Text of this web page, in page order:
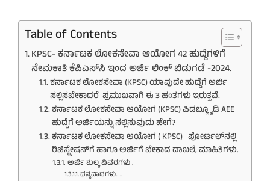
Table of Contents
KPSC- ಕರ್ನಾಟಕ ಲೋಕಸೇವಾ ಆಯೋಗ 42 ಹುದ್ದೆಗಳಿಗೆ
ನೇಮಕಾತಿ ಕೆಪಿಎಸ್‌ಸಿ ಇಂದ ಅರ್ಜಿ ಲಿಂಕ್ ಬಿಡುಗಡೆ -2024.
ಕರ್ನಾಟಕ ಲೋಕಸೇವಾ (KPSC) ಯಾವುದೇ ಹುದ್ದೆಗೆ ಅರ್ಜಿ
ಸಲ್ಲಿಸಬೇಕಾದರೆ ಪ್ರಮುಖವಾಗಿ ಈ 3 ಹಂತಗಳು ಇರುತ್ತವೆ.
ಕರ್ನಾಟಕ ಲೋಕಸೇವಾ ಆಯೋಗ (KPSC) ಪಿಡಬ್ಲ್ಯೂಡಿ AEE
ಹುದ್ದೆಗೆ ಅರ್ಜಿಯನ್ನು ಸಲ್ಲಿಸುವುದು ಹೇಗೆ?
ಕರ್ನಾಟಕ ಲೋಕಸೇವಾ ಆಯೋಗ ( KPSC) ಪೋರ್ಟಲ್‌ನಲ್ಲಿ
ರಿಜಿಸ್ಟ್ರೇಷನ್‌ಗೆ ಹಾಗೂ ಅರ್ಜಿಗೆ ಬೇಕಾದ ದಾಖಲೆ, ಮಾಹಿತಿಗಳು.
ಅರ್ಜಿ ಶುಲ್ಕ ವಿವರಗಳು .
ಧನ್ಯವಾದಗಳು…..